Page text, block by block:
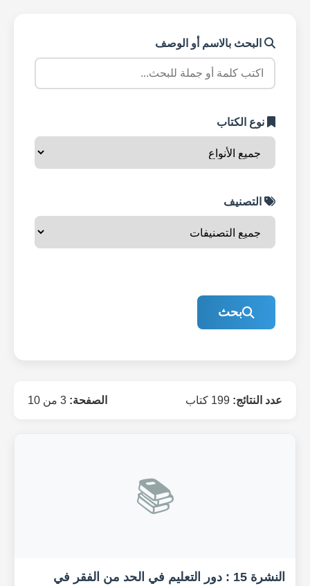
البحث بالاسم أو الوصف
نوع الكتاب
التصنيف
بحث
عدد النتائج: الصفحة:
📚
النشرة 15 : دور التعليم في الحد من الفقر في